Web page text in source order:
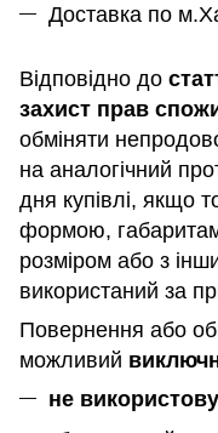
Доставка по
Відповідно до
захист прав
обміняти
на аналогічний
дня купівлі, якщо
формою,
розміром або з
використаний за
Повернення або
можливий
не